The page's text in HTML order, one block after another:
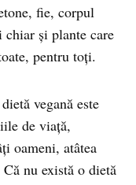
fie, corpul
chiar și plante care
pentru toți.
vegană este
de viață,
oameni, atâtea
nu există o dietă